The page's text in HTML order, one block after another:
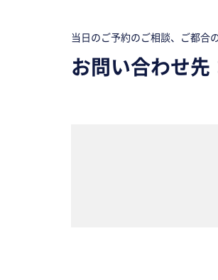
当日のご予約のご相談、ご都合
お問い合わせ先